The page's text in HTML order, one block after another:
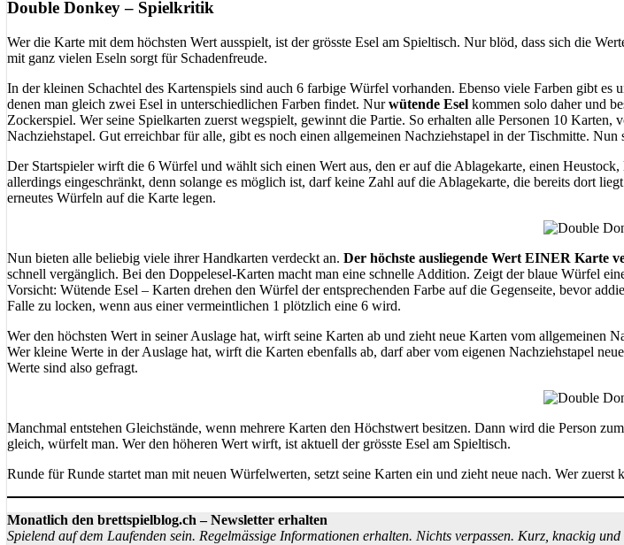
Double Donkey – Spielkritik
Wer die Karte mit dem höchsten Wert ausspielt, ist der grösste Esel am Spieltisch. Nur blöd, dass sich die
mit ganz vielen Eseln sorgt für Schadenfreude.
In der kleinen Schachtel des Kartenspiels sind auch 6 farbige Würfel vorhanden. Ebenso viele Farben gibt es
denen man gleich zwei Esel in unterschiedlichen Farben findet. Nurwütende Esel kommen solo daher und
Zockerspiel. Wer seine Spielkarten zuerst wegspielt, gewinnt die Partie. So erhalten alle Personen 10
Nachziehstapel. Gut erreichbar für alle, gibt es noch einen allgemeinen Nachziehstapel in der Tischmitte.
Der Startspieler wirft die 6 Würfel und wählt sich einen Wert aus, den er auf die Ablagekarte, einen
allerdings eingeschränkt, denn solange es möglich ist, darf keine Zahl auf die Ablagekarte, die bereits dort
erneutes Würfeln auf die Karte legen.
Nun bieten alle beliebig viele ihrer Handkarten verdeckt an. Der höchste ausliegende Wert EINER Karte
schnell vergänglich. Bei den Doppelesel-Karten macht man eine schnelle Addition. Zeigt der blaue Würfel
Vorsicht: Wütende Esel – Karten drehen den Würfel der entsprechenden Farbe auf die Gegenseite, bevor
Falle zu locken, wenn aus einer vermeintlichen 1 plötzlich eine 6 wird.
Wer den höchsten Wert in seiner Auslage hat, wirft seine Karten ab und zieht neue Karten vom allgemeinen
Wer kleine Werte in der Auslage hat, wirft die Karten ebenfalls ab, darf aber vom eigenen Nachziehstapel
Werte sind also gefragt.
Manchmal entstehen Gleichstände, wenn mehrere Karten den Höchstwert besitzen. Dann wird die Person
gleich, würfelt man. Wer den höheren Wert wirft, ist aktuell der grösste Esel am Spieltisch.
Runde für Runde startet man mit neuen Würfelwerten, setzt seine Karten ein und zieht neue nach. Wer zuerst
Monatlich den brettspielblog.ch – Newsletter erhalten
Spielend auf dem Laufenden sein. Regelmässige Informationen erhalten. Nichts verpassen. Kurz, knackig